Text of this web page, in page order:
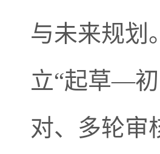
与未来规划
立“起草—
对、多轮审